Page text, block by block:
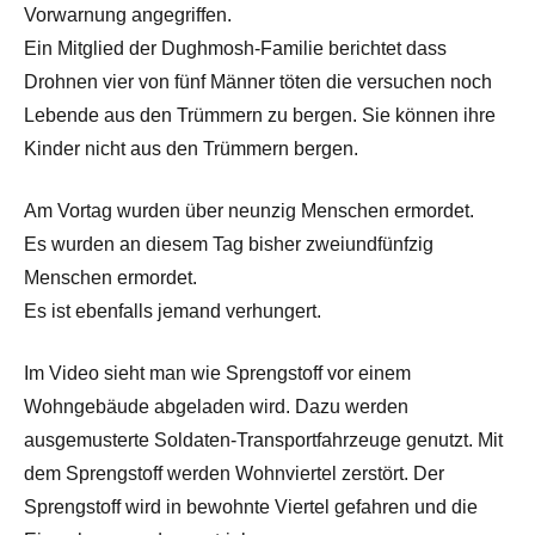
Vorwarnung angegriffen.
Ein Mitglied der Dughmosh-Familie berichtet dass
Drohnen vier von fünf Männer töten die versuchen noch
Lebende aus den Trümmern zu bergen. Sie können ihre
Kinder nicht aus den Trümmern bergen.
Am Vortag wurden über neunzig Menschen ermordet.
Es wurden an diesem Tag bisher zweiundfünfzig
Menschen ermordet.
Es ist ebenfalls jemand verhungert.
Im Video sieht man wie Sprengstoff vor einem
Wohngebäude abgeladen wird. Dazu werden
ausgemusterte Soldaten-Transportfahrzeuge genutzt. Mit
dem Sprengstoff werden Wohnviertel zerstört. Der
Sprengstoff wird in bewohnte Viertel gefahren und die